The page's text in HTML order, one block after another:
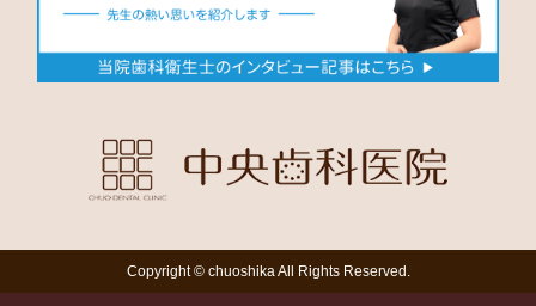
Copyright © chuoshika All Rights Reserved.